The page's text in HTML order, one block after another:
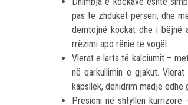
pas të zhduket përsëri, dhe
dëmtojnë kockat dhe i bëjnë
rrëzimi apo rënie të vogël.
Vlerat e larta të kalciumit –
në qarkullimin e gjakut.
kapsllëk, dehidrim madje edhe
Presioni në shtyllën